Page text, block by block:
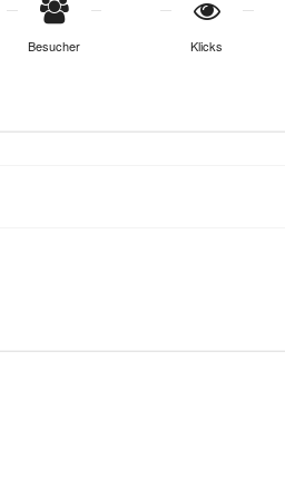
Besucher Klicks